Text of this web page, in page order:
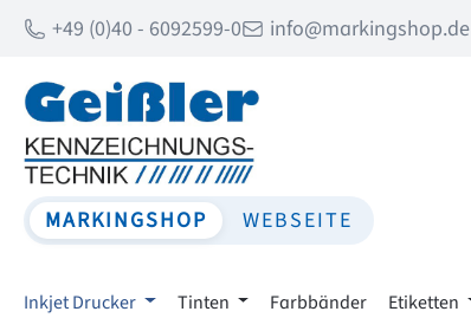
Hauptinhalt springen
Zur Suche springen
Zur Hauptnavigation springen
+49 (0)40 - 6092599-0 info@markingshop.de
MARKINGSHOP WEBSEITE
Inkjet Drucker Tinten Farbbänder Etiketten